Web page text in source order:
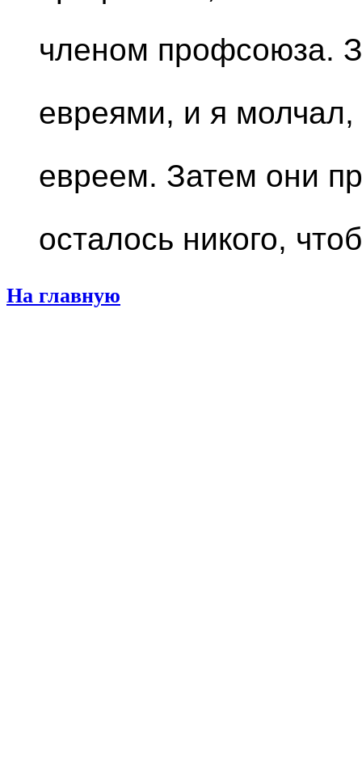
членом профсоюза.
евреями, и я
евреем. Затем они
осталось никого,
На главную